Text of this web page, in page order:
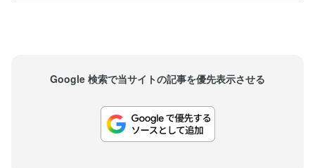
Google 検索で当サイトの記事を優先表示させる